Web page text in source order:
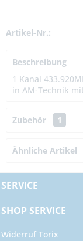
Artikel-Nr.:
Beschreibung
1 Kanal
in AM-Technik
Zubehör 1
Ähnliche Artikel
SERVICE
SHOP SERVICE
Widerruf Torix